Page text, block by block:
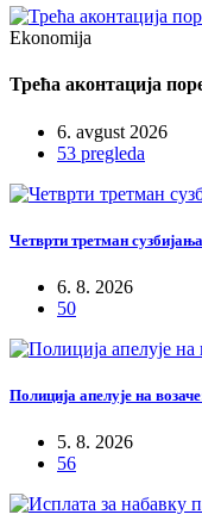
Ekonomija
Трећа аконтација
6. avgust 2026
53 pregleda
Четврти третман
6. 8. 2026
50
Полиција апелује на
5. 8. 2026
56